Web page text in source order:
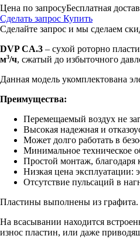
Цена по запросуБесплатная
Сделать запрос Купить
Сделайте запрос и мы сделаем
DVP CA.3 – сухой роторно
м3/ч, сжатый до избыточного
Данная модель укомплектована
Преимущества:
Перемещаемый воздух не
Высокая надежная и
Может долго работать в
Минимальное техническое
Простой монтаж, благодаря
Низкая цена эксплуатации:
Отсутствие пульсаций в
Пластины выполнены из графита.
На всасывании находится
износ пластин, или даже